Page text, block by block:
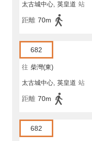
太古城中心, 英皇道 站
距離 70m
682
往 柴灣(東)
太古城中心, 英皇道 站
距離 70m
682